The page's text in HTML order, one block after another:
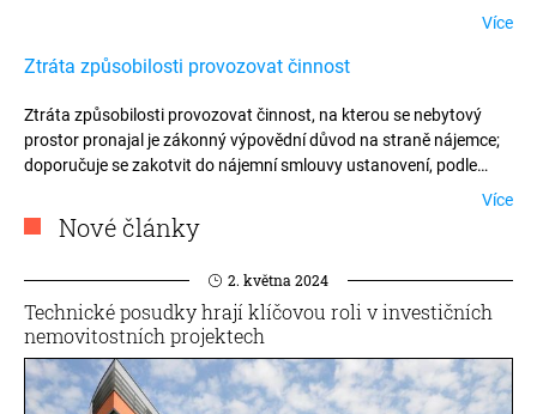
odebrání nebo zničení věci na náklady povinného, rozdělení
Více
Ztráta způsobilosti provozovat činnost
Ztráta způsobilosti provozovat činnost, na kterou se nebytový
prostor pronajal je zákonný výpovědní důvod na straně nájemce;
doporučuje se zakotvit do nájemní smlouvy ustanovení, podle
uskutečnit žádné kroky směřující ke ztrátě takového osvědčení, že
z problematické dikce zákona nevyplývá žádná odpovědnost
zaviněním (v důsledku jeho činnosti nebo nečinnosti).
Více
Nové články
2. května 2024
Technické posudky hrají klíčovou roli v investičních
nemovitostních projektech